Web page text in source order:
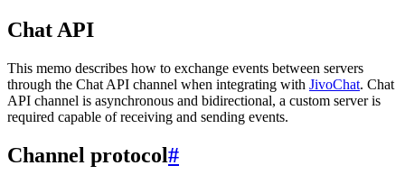
Chat API
This memo describes how to exchange events between servers
through the Chat API channel when integrating with JivoChat. Chat
API channel is asynchronous and bidirectional, a custom server is
required capable of receiving and sending events.
Channel protocol#